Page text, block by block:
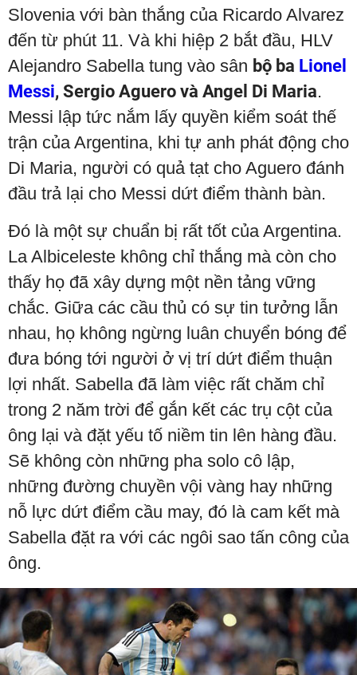
Slovenia với bàn thắng của Ricardo Alvarez
đến từ phút 11. Và khi hiệp 2 bắt đầu, HLV
Alejandro Sabella tung vào sân bộ ba Lionel
Messi, Sergio Aguero và Angel Di Maria.
Messi lập tức nắm lấy quyền kiểm soát thế
trận của Argentina, khi tự anh phát động cho
Di Maria, người có quả tạt cho Aguero đánh
đầu trả lại cho Messi dứt điểm thành bàn.
Đó là một sự chuẩn bị rất tốt của Argentina.
La Albiceleste không chỉ thắng mà còn cho
thấy họ đã xây dựng một nền tảng vững
chắc. Giữa các cầu thủ có sự tin tưởng lẫn
nhau, họ không ngừng luân chuyển bóng để
đưa bóng tới người ở vị trí dứt điểm thuận
lợi nhất. Sabella đã làm việc rất chăm chỉ
trong 2 năm trời để gắn kết các trụ cột của
ông lại và đặt yếu tố niềm tin lên hàng đầu.
Sẽ không còn những pha solo cô lập,
những đường chuyền vội vàng hay những
nỗ lực dứt điểm cầu may, đó là cam kết mà
Sabella đặt ra với các ngôi sao tấn công của
ông.